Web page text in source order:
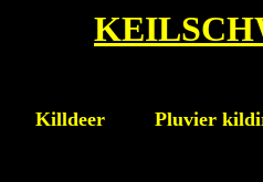
Killdeer
Pluvier